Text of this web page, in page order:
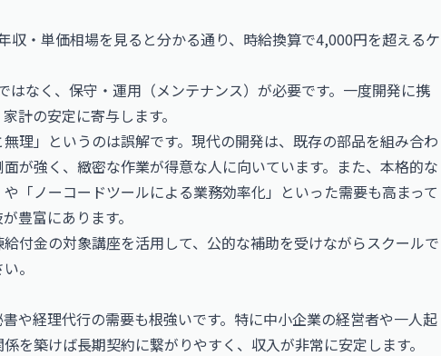
収・単価相場を見ると分かる通り、時給換算で4,000円を超えるケ
はなく、保守・運用（メンテナンス）が必要です。一度開発に携
計の安定に寄与します。
理」というのは誤解です。現代の開発は、既存の部品を組み合わ
が強く、緻密な作業が得意な人に向いています。また、本格的な
「ノーコードツールによる業務効率化」といった需要も高まって
豊富にあります。
付金の対象講座を活用して、公的な補助を受けながらスクールで
。
や経理代行の需要も根強いです。特に中小企業の経営者や一人起
を築けば長期契約に繋がりやすく、収入が非常に安定します。